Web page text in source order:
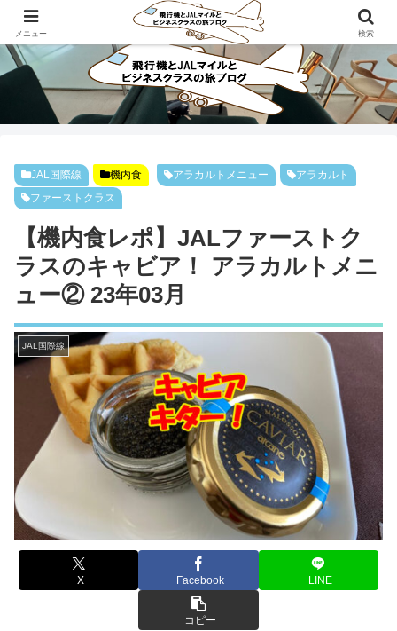
ビジネスクラスで旅にでよう！！
JAL国際線 機内食 アラカルトメニュー
アラカルト
ファーストクラス
【機内食レポ】JALファーストク
ラスのキャビア！ アラカルトメニ
ュー② 23年03月
JAL国際線
X Facebook LINE
コピー
メニュー 検索